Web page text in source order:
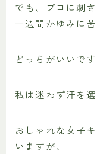
でも、ブヨに刺
一週間かゆみに
どっちがいいで
私は迷わず汗を
おしゃれな女子
いますが、